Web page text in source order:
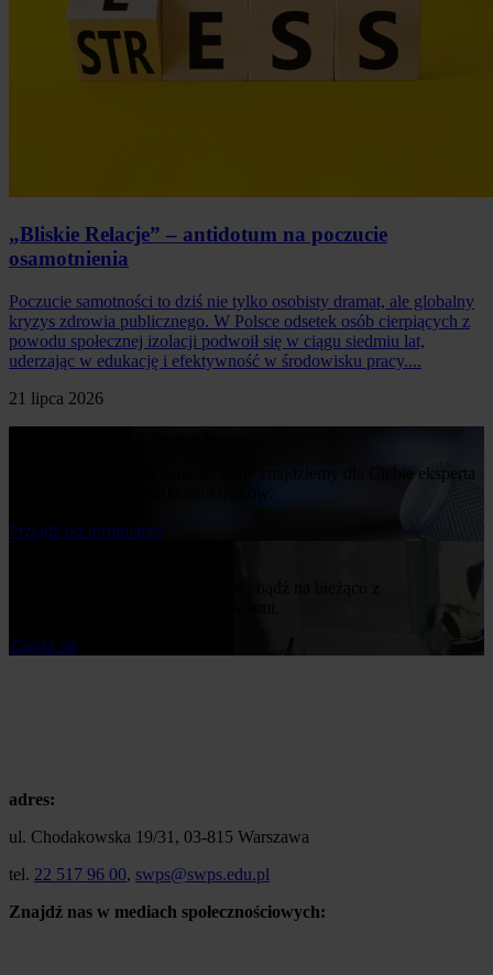
„Bliskie Relacje” – antidotum na poczucie
osamotnienia
Poczucie samotności to dziś nie tylko osobisty dramat, ale globalny
kryzys zdrowia publicznego. W Polsce odsetek osób cierpiących z
powodu społecznej izolacji podwoił się w ciągu siedmiu lat,
uderzając w edukację i efektywność w środowisku pracy....
21 lipca 2026
Napisz nam o swoim temacie, a my znajdziemy dla Ciebie eksperta
Przejdż do formularza
Zapisz się
adres:
ul. Chodakowska 19/31, 03-815 Warszawa
tel. 22 517 96 00, swps@swps.edu.pl
Znajdź nas w mediach społecznościowych: